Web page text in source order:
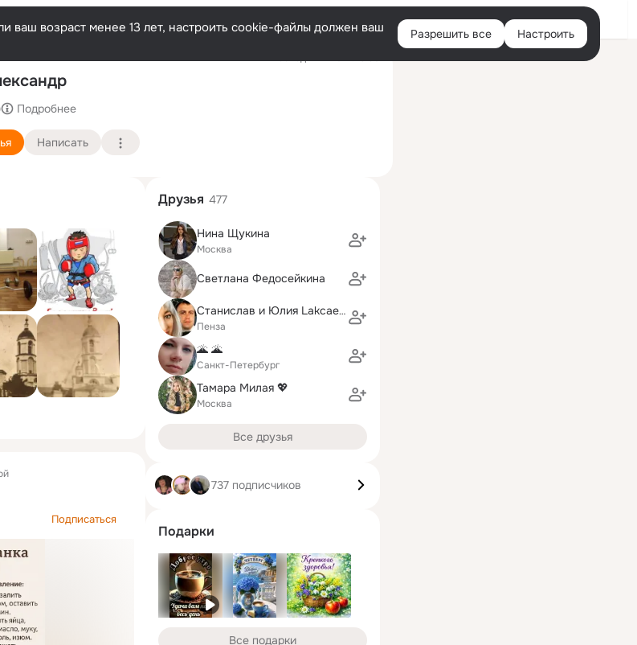
Войти
ваш возраст менее 13 лет, настроить cookie-файлы должен ваш
Разрешить все Настроить
Подробнее
Написать
Подписаться
Друзья 477
Нина Щукина
Москва
Светлана Федосейкина
Станислав и Юлия Lаkсaevы
Пенза
🌋 🌋
Санкт-Петербург
Тамара Милая 💖
Москва
Все друзья
737 подписчиков
Подарки
Все подарки